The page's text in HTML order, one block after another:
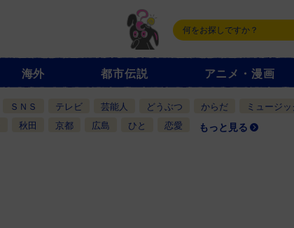
海外 都市伝説 アニメ・漫画
ＳＮＳ テレビ 芸能人 どうぶつ からだ ミュージッ
秋田 京都 広島 ひと 恋愛 もっと見る